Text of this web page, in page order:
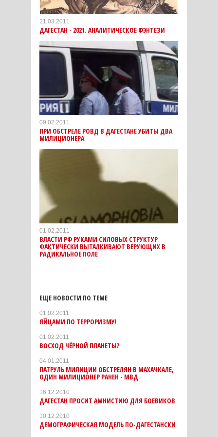
21.03.2011
ДАГЕСТАН - 2021. АНАЛИТИЧЕСКОЕ ФЭНТЕЗИ
09.02.2011
ПРИ ОБСТРЕЛЕ РОВД В ДАГЕСТАНЕ УБИТЫ ДВА
МИЛИЦИОНЕРА
01.02.2011
ВЛАСТИ РФ РУКАМИ СИЛОВЫХ СТРУКТУР
ФАКТИЧЕСКИ ВЫТАЛКИВАЮТ ВЕРУЮЩИХ В
РАДИКАЛЬНОЕ ПОЛЕ
ЕЩЕ НОВОСТИ ПО ТЕМЕ
01.02.2011
ЯЙЦАМИ ПО ТЕРРОРИЗМУ!
01.02.2011
ВОСХОД ЧЁРНОЙ ПЛАНЕТЫ?
04.01.2011
ПАТРУЛЬ МИЛИЦИИ ОБСТРЕЛЯН В МАХАЧКАЛЕ,
ОДИН МИЛИЦИОНЕР РАНЕН - МВД
16.12.2010
ДАГЕСТАН ПРОСИТ АМНИСТИЮ ДЛЯ БОЕВИКОВ
10.12.2010
ДЕМОГРАФИЧЕСКАЯ МОДЕЛЬ ПО-ДАГЕСТАНСКИ